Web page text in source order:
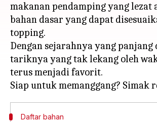
makanan pendamping yang lezat
bahan dasar yang dapat
topping.
Dengan sejarahnya yang panjang
tariknya yang tak lekang oleh
terus menjadi favorit.
Daftar bahan